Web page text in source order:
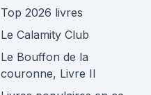
Top 2026 livres
Le Calamity Club
Le Bouffon de la
couronne, Livre II